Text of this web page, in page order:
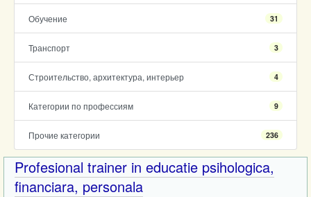
Обучение 31
Транспорт 3
Строительство, архитектура, интерьер 4
Категории по профессиям 9
Прочие категории 236
Profesional trainer in educatie psihologica,
financiara, personala